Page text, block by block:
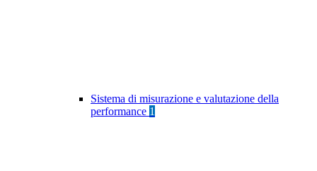
Sistema di misurazione e valutazione della
performance 1